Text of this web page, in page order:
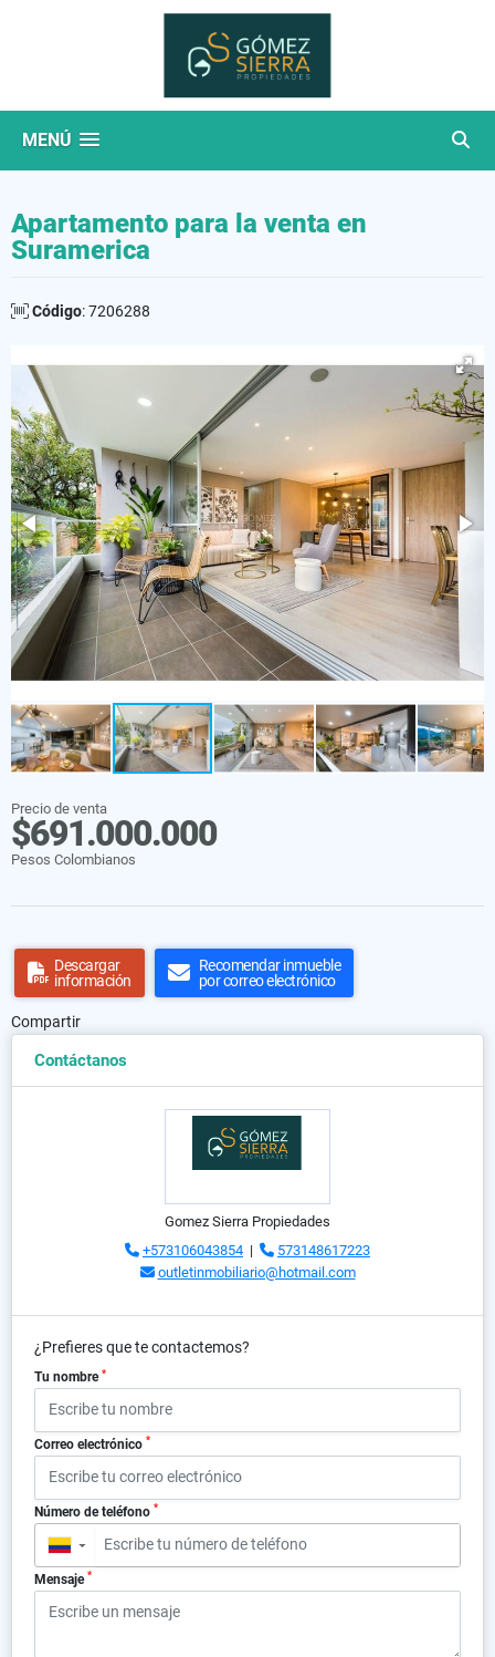
MENÚ
Apartamento para la venta en
Suramerica
Código: 7206288
Precio de venta
$691.000.000
Pesos Colombianos
Descargar
información
Recomendar inmueble
por correo electrónico
Compartir
Contáctanos
Gomez Sierra Propiedades
+573106043854 |
573148617223
outletinmobiliario@hotmail.com
¿Prefieres que te contactemos?
Tu nombre *
Correo electrónico *
Número de teléfono *
▼
Mensaje *